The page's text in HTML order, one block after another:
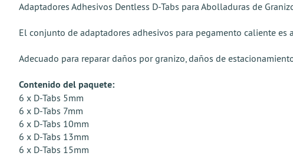
Adaptadores Adhesivos Dentless D-Tabs para Abolladuras de
El conjunto de adaptadores adhesivos para pegamento caliente
Adecuado para reparar daños por granizo, daños de
Contenido del paquete:
6 x D-Tabs 5mm
6 x D-Tabs 7mm
6 x D-Tabs 10mm
6 x D-Tabs 13mm
6 x D-Tabs 15mm